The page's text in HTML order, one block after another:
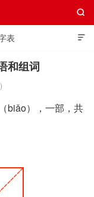

表
简英语词典

和组词
biǎo），一部，共